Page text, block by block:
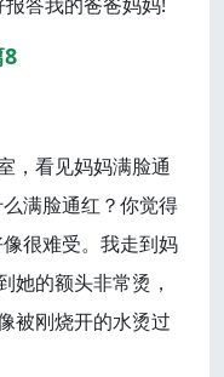
，看见妈妈满脸通
满脸通红？你觉得
很难受。我走到妈
她的额头非常烫，
被刚烧开的水烫过